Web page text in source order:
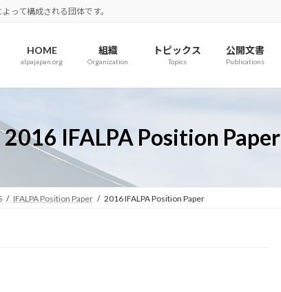
って構成される団体です。
HOME
alpajapan.org
組織
Organization
トピックス
Topics
公開文書
Publications
2016 IFALPA Position Paper
IFALPA Position Paper 2016 IFALPA Position Paper